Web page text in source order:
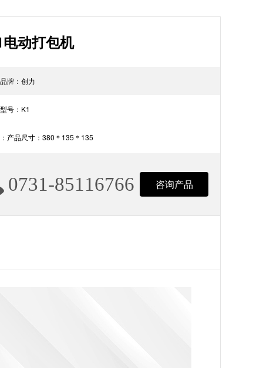
动打包机
牌：创力
号：K1
产品尺寸：380＊135＊135
0731-85116766 咨询产品